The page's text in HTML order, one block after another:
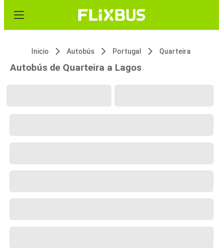
Inicio Autobús Portugal Quarteira
Autobús de Quarteira a Lagos